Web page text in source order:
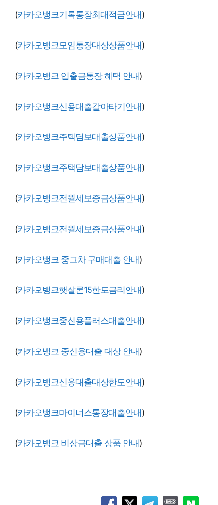
(카카오뱅크기록통장최대적금안내)
(카카오뱅크모임통장대상상품안내)
(카카오뱅크 입출금통장 혜택 안내)
(카카오뱅크신용대출갈아타기안내)
(카카오뱅크주택담보대출상품안내)
(카카오뱅크주택담보대출상품안내)
(카카오뱅크전월세보증금상품안내)
(카카오뱅크전월세보증금상품안내)
(카카오뱅크 중고차 구매대출 안내)
(카카오뱅크햇살론15한도금리안내)
(카카오뱅크중신용플러스대출안내)
(카카오뱅크 중신용대출 대상 안내)
(카카오뱅크신용대출대상한도안내)
(카카오뱅크마이너스통장대출안내)
(카카오뱅크 비상금대출 상품 안내)